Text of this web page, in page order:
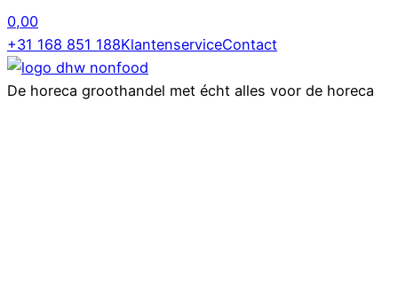
0,00
+31 168 851 188KlantenserviceContact
De horeca groothandel met écht alles voor de horeca